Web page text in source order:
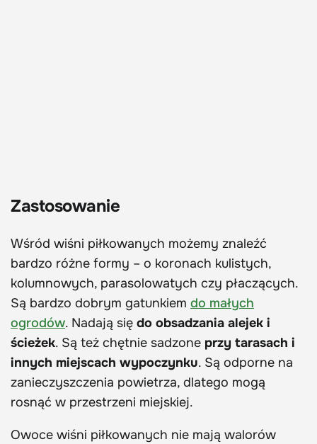
Zastosowanie
Wśród wiśni piłkowanych możemy znaleźć
bardzo różne formy – o koronach kulistych,
kolumnowych, parasolowatych czy płaczących.
Są bardzo dobrym gatunkiem do małych
ogrodów. Nadają się do obsadzania alejek i
ścieżek. Są też chętnie sadzone przy tarasach i
innych miejscach wypoczynku. Są odporne na
zanieczyszczenia powietrza, dlatego mogą
rosnąć w przestrzeni miejskiej.
Owoce wiśni piłkowanych nie mają walorów